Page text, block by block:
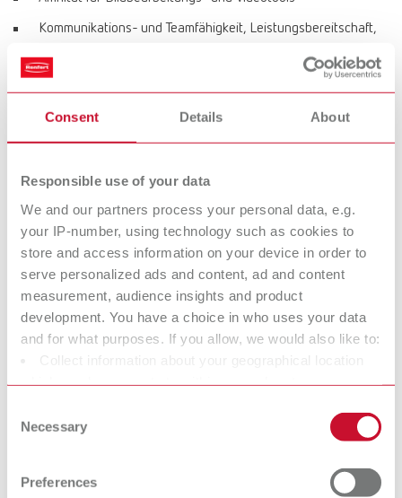
Consent Details About
Responsible use of your data
We and our partners process your personal data, e.g.
your IP-number, using technology such as cookies to
store and access information on your device in order to
serve personalized ads and content, ad and content
measurement, audience insights and product
development. You have a choice in who uses your data
and for what purposes. If you allow, we would also like to:
Collect information about your geographical location
characteristics (fingerprinting)
Find out more about how your personal data is processed
and set your preferences in the details section. You can
change or withdraw your consent any time from the
Selection
Necessary
Preferences
Kommunikations- und Teamfähigkeit, Leistungsbereitschaft,
Sorgfältige, strukturierte und exakte Arbeitsweise
Gute Deutschkenntnisse in Wort und Schrift, sowie Englisch